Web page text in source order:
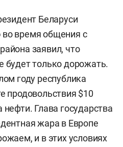
Беларуси
во время общения с
заявил, что
будет только дорожать.
году республика
продовольствия $10
Глава государства
жара в Европе
и в этих условиях